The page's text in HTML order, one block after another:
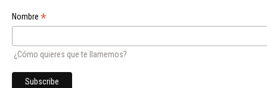
Nombre *
¿Cómo quieres que te llamemos?